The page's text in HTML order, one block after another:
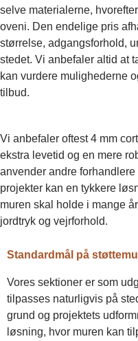
selve materialerne,
oveni. Den endelige pris
størrelse, adgangsforhold,
stedet. Vi anbefaler altid at
kan vurdere mulighederne
tilbud.
Vi anbefaler oftest 4 mm
ekstra levetid og en mere
anvender andre
projekter kan en tykkere
muren skal holde i mange
jordtryk og vejrforhold.
Standardmål på
Vores sektioner er som
tilpasses naturligvis på
grund og projektets
løsning, hvor muren kan